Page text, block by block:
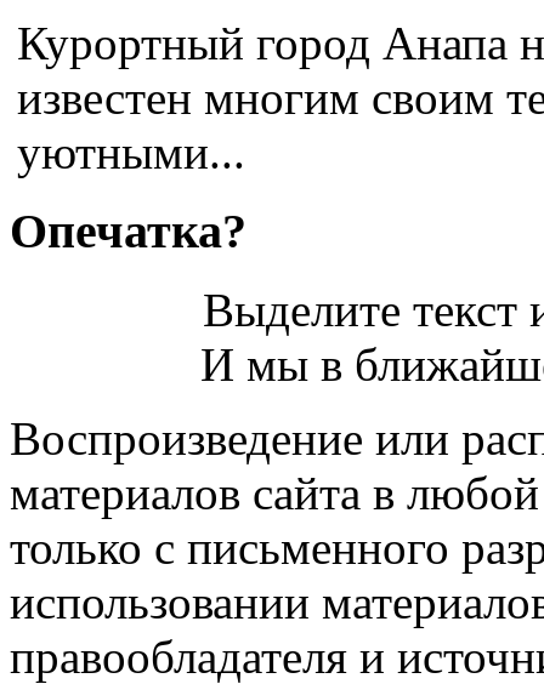
Курортный город Анапа
известен многим своим
уютными...
Опечатка?
Выделите
И мы в
Воспроизведение или
материалов сайта в
только с письменного
использовании
правообладателя и